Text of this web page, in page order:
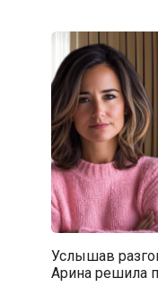
Услышав
Арина решила